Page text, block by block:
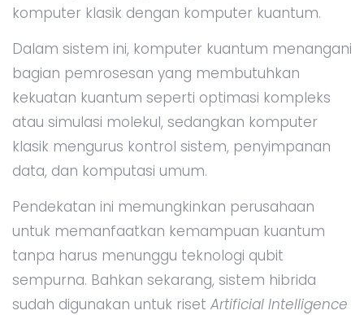
komputer klasik dengan komputer kuantum.
Dalam sistem ini, komputer kuantum menangani
bagian pemrosesan yang membutuhkan
kekuatan kuantum seperti optimasi kompleks
atau simulasi molekul, sedangkan komputer
klasik mengurus kontrol sistem, penyimpanan
data, dan komputasi umum.
Pendekatan ini memungkinkan perusahaan
untuk memanfaatkan kemampuan kuantum
tanpa harus menunggu teknologi qubit
sempurna. Bahkan sekarang, sistem hibrida
sudah digunakan untuk riset Artificial Intelligence